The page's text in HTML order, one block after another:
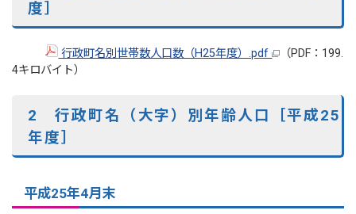
度］
行政町名別世帯数人口数（H25年度）.pdf
（PDF：199.
4キロバイト）
2 行政町名（大字）別年齢人口［平成25
年度］
平成25年4月末